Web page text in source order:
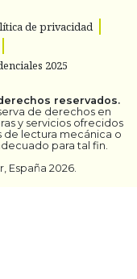
de privacidad
2025
reservados.
de derechos en
y servicios ofrecidos
de lectura mecánica o
para tal fin.
España 2026.